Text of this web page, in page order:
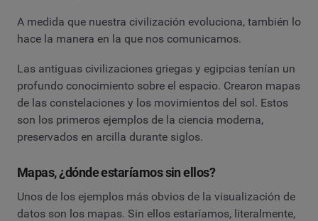
A medida que nuestra civilización evoluciona, también lo
hace la manera en la que nos comunicamos.
Las antiguas civilizaciones griegas y egipcias tenían un
profundo conocimiento sobre el espacio. Crearon mapas
de las constelaciones y los movimientos del sol. Estos
son los primeros ejemplos de la ciencia moderna,
preservados en arcilla durante siglos.
Mapas, ¿dónde estaríamos sin ellos?
Unos de los ejemplos más obvios de la visualización de
datos son los mapas. Sin ellos estaríamos, literalmente,